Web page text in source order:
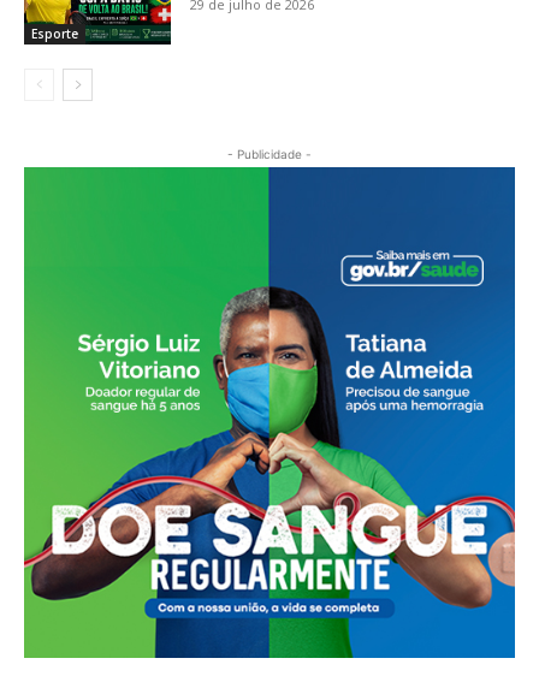
Esporte
29 de julho de 2026
- Publicidade -